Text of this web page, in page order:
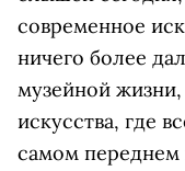
современное
ничего более
музейной жизни,
искусства, где
самом переднем